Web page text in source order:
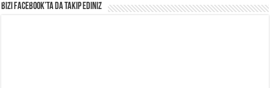
Bizi Facebook’ta da takip Ediniz